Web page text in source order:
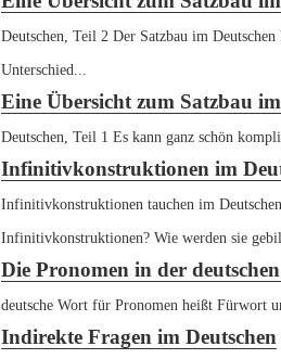
Deutschen, Teil 2 Der Satzbau im
Unterschied...
Eine Übersicht zum Satzbau
Deutschen, Teil 1 Es kann ganz schön
Infinitivkonstruktionen im
Infinitivkonstruktionen tauchen im
Infinitivkonstruktionen? Wie werden sie
Die Pronomen in der
deutsche Wort für Pronomen heißt Fürwort
Indirekte Fragen im Deutschen